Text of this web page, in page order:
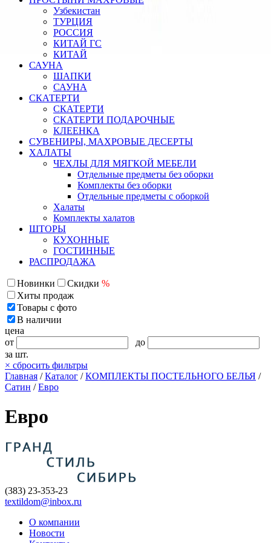
Узбекистан
ТУРЦИЯ
РОССИЯ
КИТАЙ ГС
КИТАЙ
САУНА
ШАПКИ
САУНА
СКАТЕРТИ
СКАТЕРТИ
СКАТЕРТИ ПОДАРОЧНЫЕ
КЛЕЕНКА
СУВЕНИРЫ, МАХРОВЫЕ ДЕСЕРТЫ
ХАЛАТЫ
ЧЕХЛЫ ДЛЯ МЯГКОЙ МЕБЕЛИ
Отдельные предметы без оборки
Комплекты без оборки
Отдельные предметы с оборкой
Халаты
Комплекты халатов
ШТОРЫ
КУХОННЫЕ
ГОСТИННЫЕ
РАСПРОДАЖА
Новинки Скидки %
Хиты продаж
Товары с фото
В наличии
цена
от
до
за шт.
× сбросить фильтры
Главная /Каталог /КОМПЛЕКТЫ ПОСТЕЛЬНОГО БЕЛЬЯ /
Сатин /Евро
Евро
(383) 23-353-23
textildom@inbox.ru
О компании
Новости